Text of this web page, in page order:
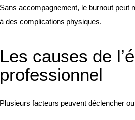
Sans accompagnement, le burnout peut
à des complications physiques.
Les causes de
professionnel
Plusieurs facteurs peuvent déclencher